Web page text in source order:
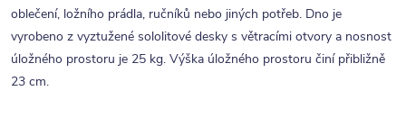
oblečení, ložního prádla, ručníků nebo jiných potřeb. Dno je
vyrobeno z vyztužené sololitové desky s větracími otvory a nosnost
úložného prostoru je 25 kg. Výška úložného prostoru činí přibližně
23 cm.